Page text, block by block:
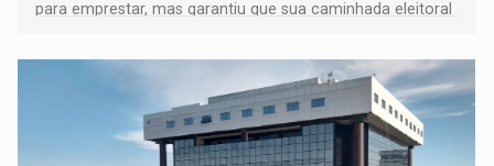
para emprestar, mas garantiu que sua caminhada eleitoral